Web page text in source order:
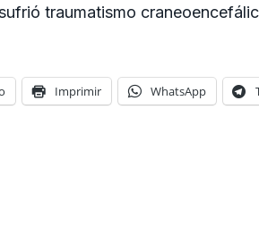
traumatismo
Imprimir WhatsApp